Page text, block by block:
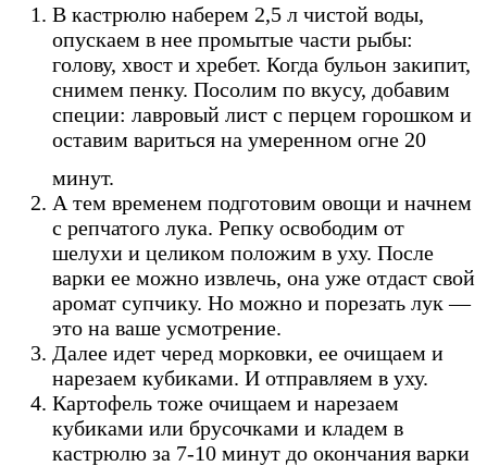
В кастрюлю наберем 2,5 л чистой воды,
опускаем в нее промытые части рыбы:
голову, хвост и хребет. Когда бульон закипит,
снимем пенку. Посолим по вкусу, добавим
специи: лавровый лист с перцем горошком и
оставим вариться на умеренном огне 20
минут.
А тем временем подготовим овощи и начнем
с репчатого лука. Репку освободим от
шелухи и целиком положим в уху. После
варки ее можно извлечь, она уже отдаст свой
аромат супчику. Но можно и порезать лук —
это на ваше усмотрение.
Далее идет черед морковки, ее очищаем и
нарезаем кубиками. И отправляем в уху.
Картофель тоже очищаем и нарезаем
кубиками или брусочками и кладем в
кастрюлю за 7-10 минут до окончания варки